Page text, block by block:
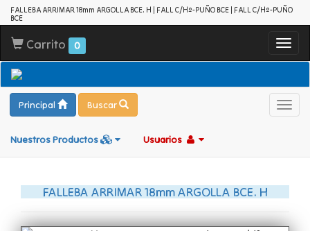
FALLEBA ARRIMAR 18mm ARGOLLA BCE. H | FALL C/Hº-PUÑO BCE | FALL C/Hº-PUÑO
BCE
Carrito 0
Principal Buscar
Nuestros Productos Usuarios
FALLEBA ARRIMAR 18mm ARGOLLA BCE. H